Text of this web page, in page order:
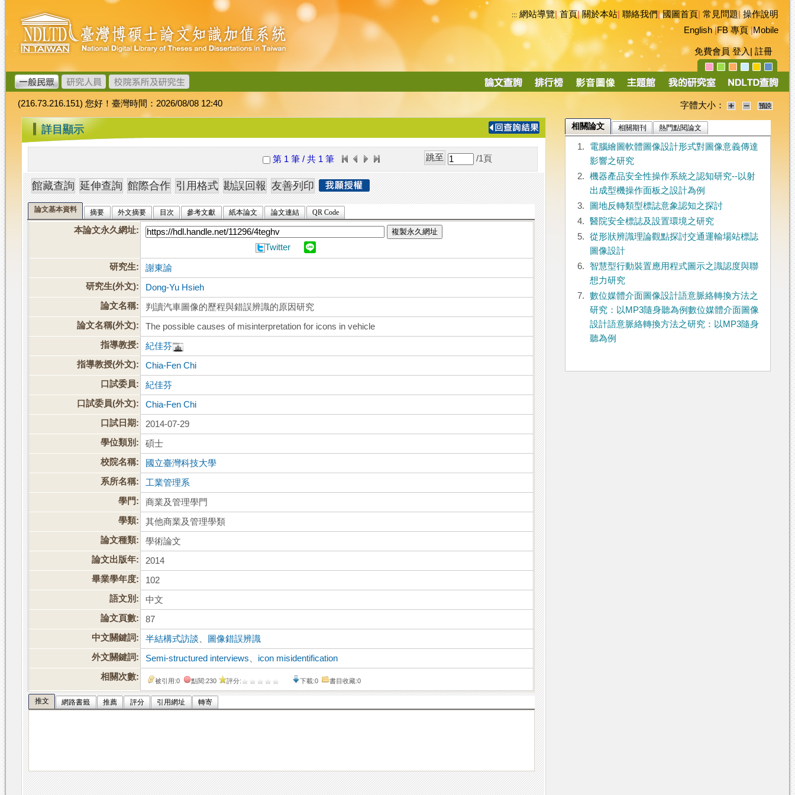
跳
到
主
要
內
容
臺
灣
博
碩
士
論
文
加
值
系
統
::: 網站導覽|首頁|關於本站 聯絡我們|國圖首頁 常見問題|操作說明
English|FB 專頁|Mobile
免費會員 登入 註冊
導
(216.73.216.151) 您好！臺灣時間：2026/08/08 12:40 字體大小：
::: 詳目顯示
第 1 筆 / 共 1 筆 /1 頁
論文基本資料 摘要 外文摘要 目次 參考文獻 紙本論文 論文連結 QR Code
本論文永久網址: 複製永久網址
Twitter
研究生:
謝東諭
研究生(外文):
Dong-Yu Hsieh
論文名稱:
判讀汽車圖像的歷程與錯誤辨識的原因研究
論文名稱(外文):
The possible causes of misinterpretation for icons in vehicle
指導教授:
紀佳芬
指導教授(外文):
Chia-Fen Chi
口試委員:
紀佳芬
口試委員(外文):
Chia-Fen Chi
口試日期:
2014-07-29
學位類別:
碩士
校院名稱:
國立臺灣科技大學
系所名稱:
工業管理系
學門:
商業及管理學門
學類:
其他商業及管理學類
論文種類:
學術論文
論文出版年:
2014
畢業學年度:
102
語文別:
中文
論文頁數:
87
中文關鍵詞:
半結構式訪談
圖像錯誤辨識
外文關鍵詞:
Semi-structured interviews
icon misidentification
相關次數:
被引用:0 點閱:230 評分: 下載:0 書目收藏:0
推文 網路書籤 推薦 評分 引用網址 轉寄
相關論文 相關期刊 熱門點閱論文
1.
電腦繪圖軟體圖像設計形式對圖像意義傳達
影響之研究
2.
機器產品安全性操作系統之認知研究--以射
出成型機操作面板之設計為例
3.
圖地反轉類型標誌意象認知之探討
4.
醫院安全標誌及設置環境之研究
5.
從形狀辨識理論觀點探討交通運輸場站標誌
圖像設計
6.
智慧型行動裝置應用程式圖示之識認度與聯
想力研究
7.
數位媒體介面圖像設計語意脈絡轉換方法之
研究：以MP3隨身聽為例數位媒體介面圖像
設計語意脈絡轉換方法之研究：以MP3隨身
聽為例